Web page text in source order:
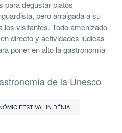
para degustar platos
pero arraigada a su
los visitantes. Todo amenizado
directo y actividades lúdicas
poner en alto la gastronomía
de la Unesco
FESTIVAL IN DÉNIA